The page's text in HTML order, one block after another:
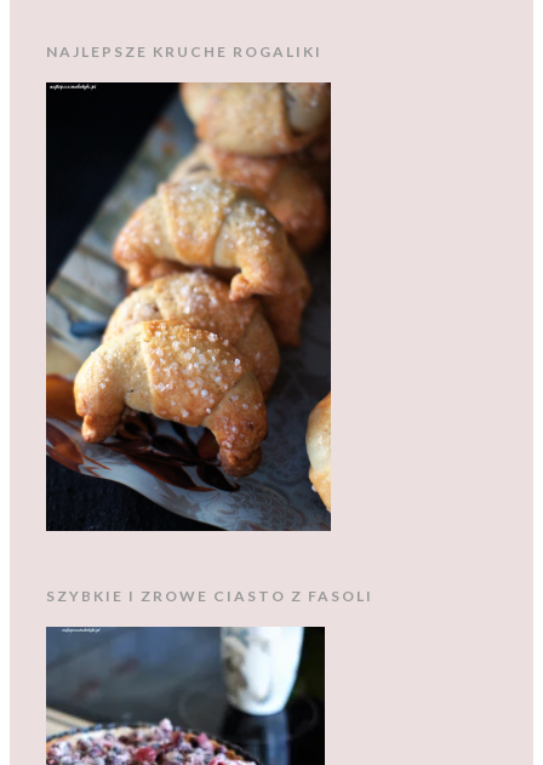
NAJLEPSZE KRUCHE ROGALIKI
SZYBKIE I ZROWE CIASTO Z FASOLI